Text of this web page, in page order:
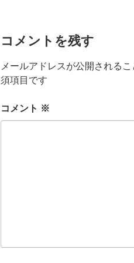
コメントを残す
メールアドレスが公開されるこ
須項目です
コメント ※